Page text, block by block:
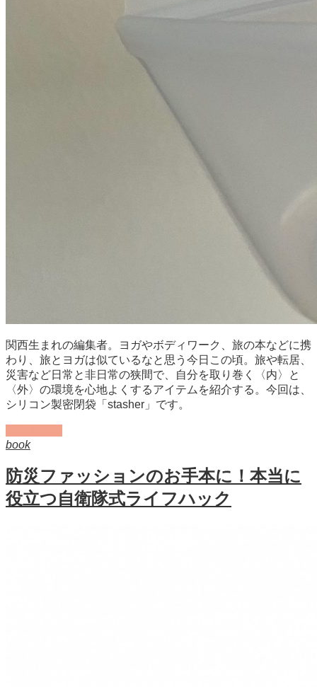
関西生まれの編集者。ヨガやボディワーク、旅の本などに携
わり、旅とヨガは似ているなと思う今日この頃。旅や転居、
災害など日常と非日常の狭間で、自分を取り巻く〈内〉と
〈外〉の環境を心地よくするアイテムを紹介する。今回は、
シリコン製密閉袋「stasher」です。
book
防災ファッションのお手本に！本当に
役立つ自衛隊式ライフハック